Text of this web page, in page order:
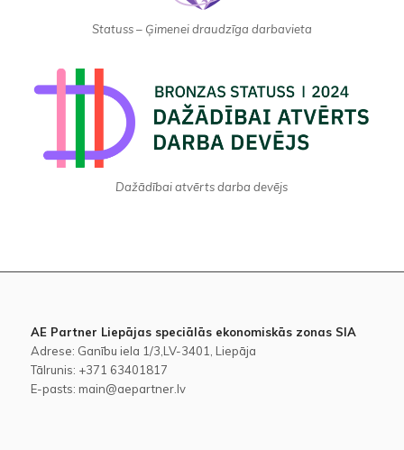
Statuss – Ģimenei draudzīga darbavieta
Dažādībai atvērts darba devējs
AE Partner Liepājas speciālās ekonomiskās zonas SIA
Adrese: Ganību iela 1/3,LV-3401, Liepāja
Tālrunis: +371 63401817
E-pasts: main@aepartner.lv